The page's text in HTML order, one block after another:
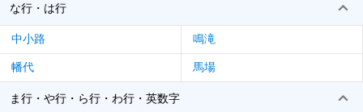
な行・は行
中小路 鳴滝
幡代 馬場
ま行・や行・ら行・わ行・英数字